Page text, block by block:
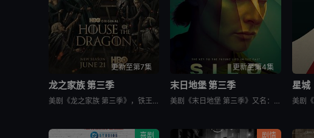
更新至第7集
龙之家族 第三季
美剧《龙之家族 第三季》，铁王座面前，绝无怜悯。
更新至第4集
末日地堡 第三季
美剧《末日地堡 第三季》又名：羊毛战记,羊毛记,Silo Season 3，讲述了：当下，Juliette Nichols在被迫接受“净化”后幸存下来，但记忆却已丧失，而地堡正从叛乱中恢复，并面临着新
星城
喜剧 剧情